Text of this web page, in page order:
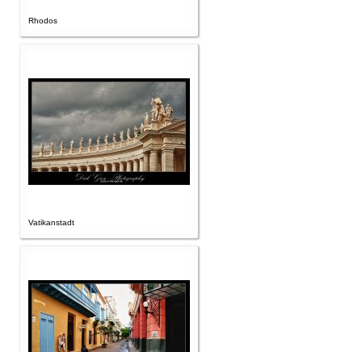
Rhodos
Vatikanstadt